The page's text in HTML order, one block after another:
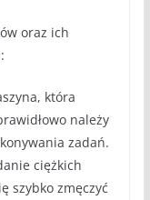
oraz ich
która
należy
zadań.
ciężkich
szybko zmęczyć